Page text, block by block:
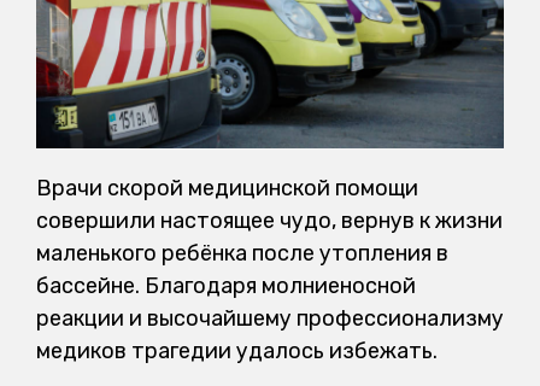
Врачи скорой медицинской помощи
совершили настоящее чудо, вернув к жизни
маленького ребёнка после утопления в
бассейне. Благодаря молниеносной
реакции и высочайшему профессионализму
медиков трагедии удалось избежать.